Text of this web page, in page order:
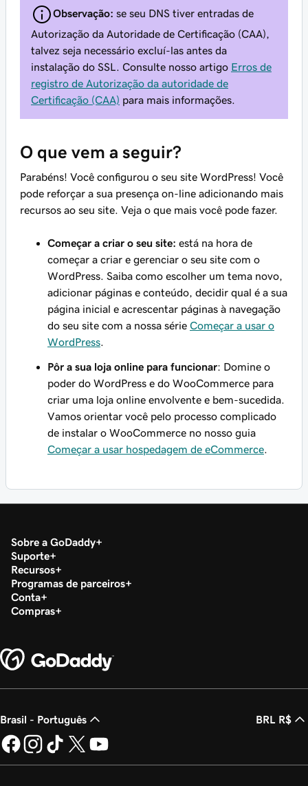
Observação: se seu DNS tiver entradas de
Autorização da Autoridade de Certificação (CAA),
talvez seja necessário excluí-las antes da
instalação do SSL. Consulte nosso artigo Erros de
registro de Autorização da autoridade de
Certificação (CAA) para mais informações.
O que vem a seguir?
Parabéns! Você configurou o seu site WordPress! Você
pode reforçar a sua presença on-line adicionando mais
recursos ao seu site. Veja o que mais você pode fazer.
Começar a criar o seu site: está na hora de
começar a criar e gerenciar o seu site com o
WordPress. Saiba como escolher um tema novo,
adicionar páginas e conteúdo, decidir qual é a sua
página inicial e acrescentar páginas à navegação
do seu site com a nossa série Começar a usar o
WordPress
Pôr a sua loja online para funcionar: Domine o
poder do WordPress e do WooCommerce para
criar uma loja online envolvente e bem-sucedida.
Vamos orientar você pelo processo complicado
de instalar o WooCommerce no nosso guia
Começar a usar hospedagem de eCommerce
Sobre a GoDaddy
Suporte
Recursos
Programas de parceiros
Conta
Compras
Brasil - Português BRL R$